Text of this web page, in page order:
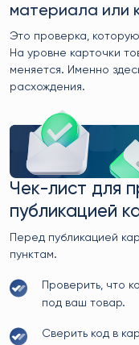
материала или
Это проверка,
На уровне карточки
меняется. Именно
расхождения.
Чек-лист для
публикацией
Перед публикацией
пунктам.
Проверить, что
под ваш товар.
Сверить код в